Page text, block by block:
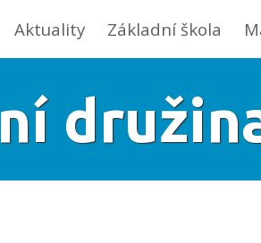
Aktuality Základní škola